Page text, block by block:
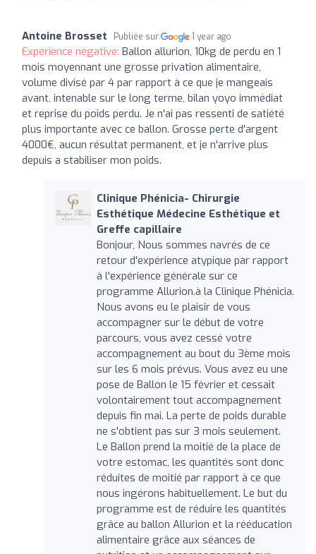
Antoine Brosset Publiée sur 1 year ago
Expérience négative: Ballon allurion, 10kg de perdu en 1
mois moyennant une grosse privation alimentaire,
volume divisé par 4 par rapport à ce que je mangeais
avant, intenable sur le long terme, bilan yoyo immédiat
et reprise du poids perdu. Je n'ai pas ressenti de satiété
plus importante avec ce ballon. Grosse perte d'argent
4000€, aucun résultat permanent, et je n'arrive plus
depuis a stabiliser mon poids.
Clinique Phénicia- Chirurgie
Esthétique Médecine Esthétique et
Greffe capillaire
Bonjour, Nous sommes navrés de ce
retour d'expérience atypique par rapport
à l'expérience générale sur ce
programme Allurion.à la Clinique Phénicia.
Nous avons eu le plaisir de vous
accompagner sur le début de votre
parcours, vous avez cessé votre
accompagnement au bout du 3ème mois
sur les 6 mois prévus. Vous avez eu une
pose de Ballon le 15 février et cessait
volontairement tout accompagnement
depuis fin mai. La perte de poids durable
ne s'obtient pas sur 3 mois seulement.
Le Ballon prend la moitié de la place de
votre estomac, les quantités sont donc
réduites de moitié par rapport à ce que
nous ingérons habituellement. Le but du
programme est de réduire les quantités
grâce au ballon Allurion et la rééducation
alimentaire grâce aux séances de